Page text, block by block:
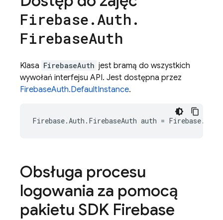
Firebase.Auth.
FirebaseAuth
Klasa FirebaseAuth jest bramą do wszystkich
wywołań interfejsu API. Jest dostępna przez
FirebaseAuth.DefaultInstance.
Firebase.Auth . FirebaseAuth auth = Firebase.
Obsługa procesu
logowania za pomocą
pakietu SDK Firebase